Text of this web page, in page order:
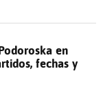
en
fechas y